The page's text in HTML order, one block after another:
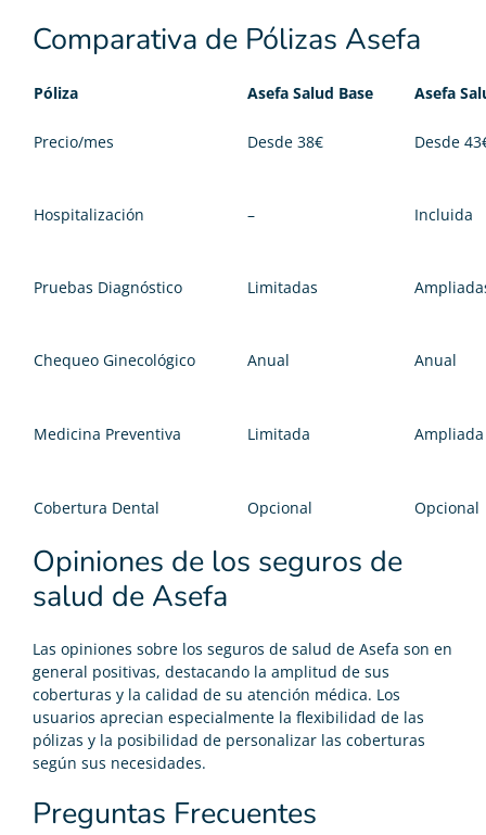
Comparativa de Pólizas Asefa
Póliza Asefa Salud Base Asefa
Precio/mes Desde 38€ Desde
Hospitalización – Incluida
Pruebas Diagnóstico Limitadas
Chequeo Ginecológico Anual Anual
Medicina Preventiva Limitada Ampliada
Cobertura Dental Opcional Opcional
Opiniones de los seguros de
salud de Asefa
Las opiniones sobre los seguros de salud de Asefa son en
general positivas, destacando la amplitud de sus
coberturas y la calidad de su atención médica. Los
usuarios aprecian especialmente la flexibilidad de las
pólizas y la posibilidad de personalizar las coberturas
según sus necesidades.
Preguntas Frecuentes